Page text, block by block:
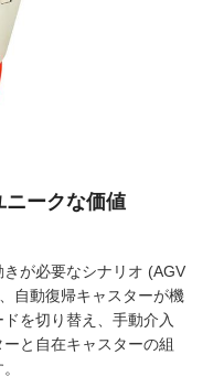
ークな価値
が必要なシナリオ (AGV
自動復帰キャスターが機
を切り替え、手動介入
と自在キャスターの組